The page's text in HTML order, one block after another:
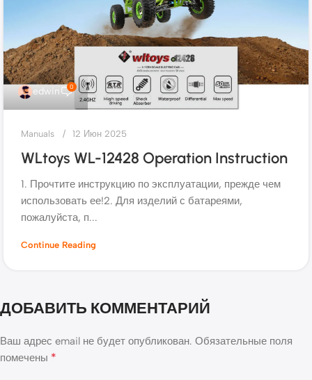
edwin 0
Manuals 12 Июн 2025
WLtoys WL-12428 Operation Instruction
1. Прочтите инструкцию по эксплуатации, прежде чем
использовать ее!2. Для изделий с батареями,
пожалуйста, п...
Continue Reading
ДОБАВИТЬ КОММЕНТАРИЙ
Ваш адрес email не будет опубликован. Обязательные поля
помечены *